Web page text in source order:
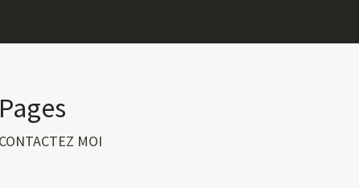
Pages
CONTACTEZ MOI